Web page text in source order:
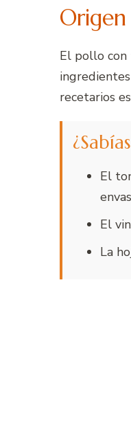
El pollo con
recetarios
El
El
La